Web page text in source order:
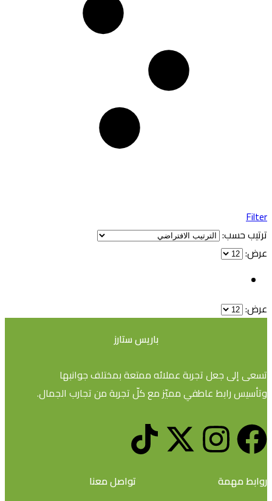
Filter
ترتيب حسب:
عرض:
عرض:
باريس ستارز
تسعى إلى جعل تجربة عملائه ممتعة بمختلف جوانبها
وتأسيس رابط عاطفي مميّز مع كلّ تجربة من تجارب الجمال.
روابط مهمة تواصل معنا